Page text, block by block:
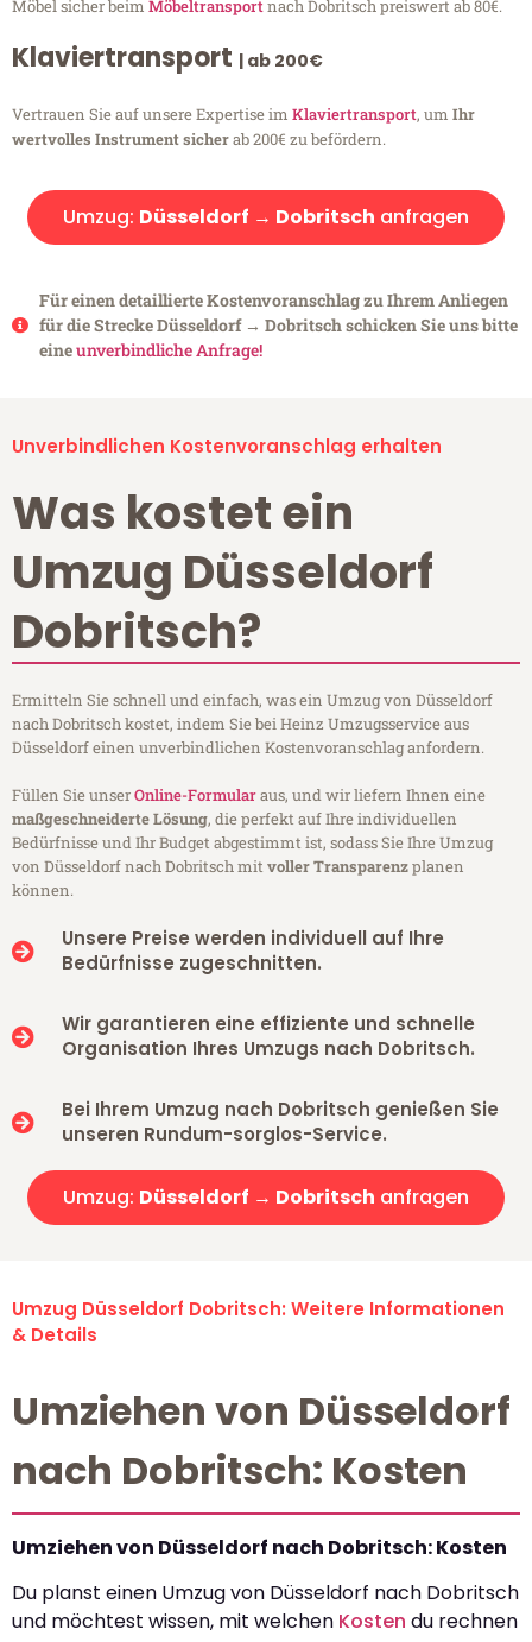
Möbel sicher beim Möbeltransportnach Dobritsch preiswert ab 80€.
Klaviertransport | ab 200€
Vertrauen Sie auf unsere Expertise im Klaviertransport, um Ihr
wertvolles Instrument sicherab 200€ zu befördern.
Umzug: Düsseldorf → Dobritsch anfragen
Für einen detaillierte Kostenvoranschlag zu Ihrem Anliegen
für die Strecke Düsseldorf → Dobritsch schicken Sie uns bitte
eineunverbindliche Anfrage!
Unverbindlichen Kostenvoranschlag erhalten
Was kostet ein
Umzug Düsseldorf
Dobritsch?
Ermitteln Sie schnell und einfach, was ein Umzug von Düsseldorf
nach Dobritsch kostet, indem Sie bei Heinz Umzugsservice aus
Düsseldorf einen unverbindlichen Kostenvoranschlag anfordern.
Füllen Sie unserOnline-Formularaus, und wir liefern Ihnen eine
maßgeschneiderte Lösung, die perfekt auf Ihre individuellen
Bedürfnisse und Ihr Budget abgestimmt ist, sodass Sie Ihre Umzug
von Düsseldorf nach Dobritsch mitvoller Transparenzplanen
können.
Unsere Preise werden individuell auf Ihre
Bedürfnisse zugeschnitten.
Wir garantieren eine effiziente und schnelle
Organisation Ihres Umzugs nach Dobritsch.
Bei Ihrem Umzug nach Dobritsch genießen Sie
unseren Rundum-sorglos-Service.
Umzug: Düsseldorf → Dobritsch anfragen
Umzug Düsseldorf Dobritsch: Weitere Informationen
& Details
Umziehen von Düsseldorf
nach Dobritsch: Kosten
Umziehen von Düsseldorf nach Dobritsch: Kosten
Du planst einen Umzug von Düsseldorf nach Dobritsch
und möchtest wissen, mit welchen Kosten du rechnen